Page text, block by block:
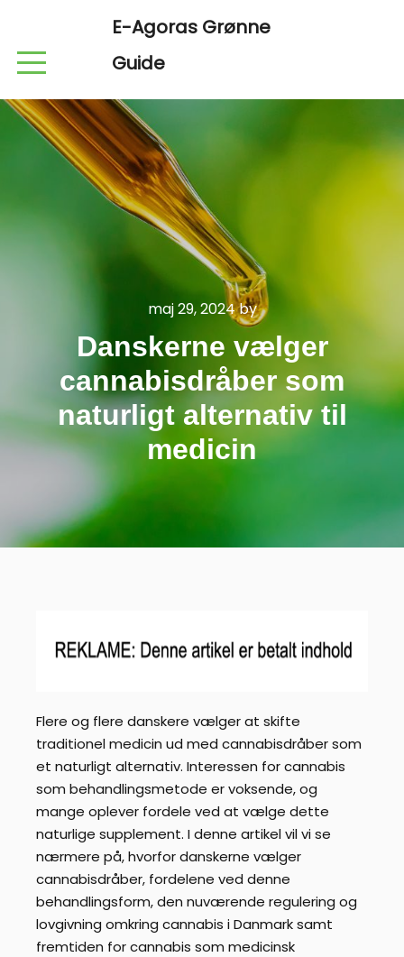
E-Agoras Grønne
Guide
maj 29, 2024by
Danskerne vælger
cannabisdråber som
naturligt alternativ til
medicin
Flere og flere danskere vælger at skifte
traditionel medicin ud med cannabisdråber som
et naturligt alternativ. Interessen for cannabis
som behandlingsmetode er voksende, og
mange oplever fordele ved at vælge dette
naturlige supplement. I denne artikel vil vi se
nærmere på, hvorfor danskerne vælger
cannabisdråber, fordelene ved denne
behandlingsform, den nuværende regulering og
lovgivning omkring cannabis i Danmark samt
fremtiden for cannabis som medicinsk